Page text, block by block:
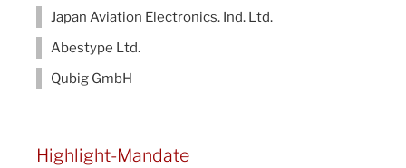
Japan Aviation Electronics. Ind. Ltd.
Abestype Ltd.
Qubig GmbH
Highlight-Mandate